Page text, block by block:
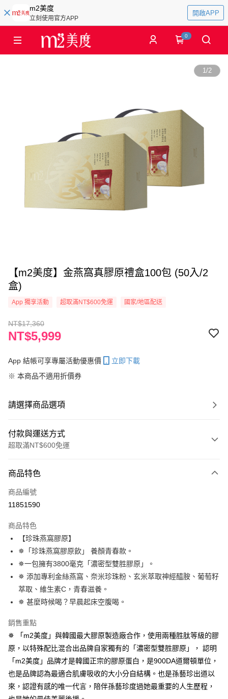
m2美度
立刻使用官方APP
開啟APP
0
1/2
【m2美度】金燕窩真膠原禮盒100包 (50入/2
盒)
App 獨享活動 超取滿NT$600免運 國家/地區配送
NT$17,360
NT$5,999
App 結帳可享專屬活動優惠價
立即下載
※ 本商品不適用折價券
請選擇商品選項
付款與運送方式
超取滿NT$600免運
信用卡一次付款
超商取貨付款
Apple Pay
街口支付
悠遊付
大哥付你分期
相關說明
1.本服務由台灣大哥大提供，台灣大哥大用戶可立即使用無須另外申請。
2.付款方式選擇「大哥付你分期」，訂單成立後會自動跳轉到大哥付的交易
流程，驗證手機門號後，選擇欲分期的期數、繳款截止日，確認付款後即完
成交易。
3.實際核准額度、可分期數及費用金額請依後續交易確認頁面所載為準。
4.訂單成立30分鐘內，如未前往確認交易或遇審核未通過，訂單將自動取
法說明評估內容。
AFTEE先享後付
相關說明
【關於「AFTEE先享後付」】
AFTEE先享後付是「在收到商品之後才付款」的支付方式。 讓您購物簡單
便利好安心！
１．簡單：不需註冊會員、不需綁卡、不需儲值。
２．便利：只要手機號碼，簡訊認證，即可結帳。
全家取貨付款
商品特色
商品編號
11851590
商品特色
【珍珠燕窩膠原】
✵「珍珠燕窩膠原飲」 養顏青春款。
✵一包擁有3800毫克「濃密型雙胜膠原」。
✵ 添加專利金絲燕窩、奈米珍珠粉、玄米萃取神經醯胺、葡萄籽
萃取、維生素C，青春滋養。
✵ 甚麼時候喝？早晨起床空腹喝。
銷售重點
✵ 「m2美度」與韓國最大膠原製造廠合作，使用兩種胜肽等級的膠
原，以特殊配比混合出品牌自家獨有的「濃密型雙胜膠原」， 認明
「m2美度」品牌才是韓國正宗的膠原蛋白，是900DA道爾頓單位，
也是品牌認為最適合肌膚吸收的大小分自結構。也是孫藝珍出道以
來，認證有感的唯一代言，陪伴孫藝珍度過她最重要的人生歷程，